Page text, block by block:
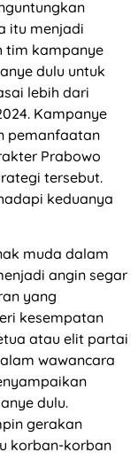
itu menjadi
tim kampanye
dulu untuk
lebih dari
Kampanye
pemanfaatan
Prabowo
tersebut.
keduanya
muda dalam
angin segar
yang
kesempatan
atau elit partai
wawancara
dulu.
gerakan
korban-korban